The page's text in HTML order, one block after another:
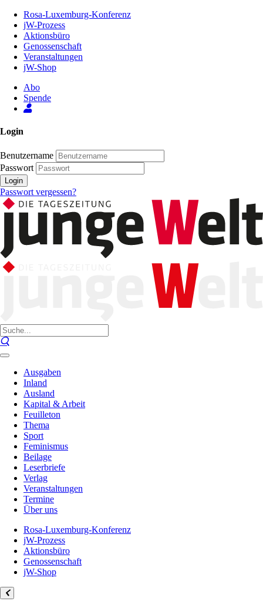
Inhalt
Seite
Rosa-Luxemburg-Konferenz
jW-Prozess
Aktionsbüro
Genossenschaft
Veranstaltungen
jW-Shop
Abo
Spende
Login
Benutzername
Passwort
Login
Passwort vergessen?
Ausgaben
Inland
Ausland
Kapital & Arbeit
Feuilleton
Thema
Sport
Feminismus
Beilage
Leserbriefe
Verlag
Veranstaltungen
Termine
Über uns
Rosa-Luxemburg-Konferenz
jW-Prozess
Aktionsbüro
Genossenschaft
jW-Shop